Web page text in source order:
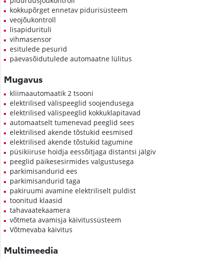
kokkupõrget ennetav pidurisüsteem
veojõukontroll
lisapidurituli
vihmasensor
esitulede pesurid
päevasõidutulede automaatne lülitus
Mugavus
kliimaautomaatik 2 tsooni
elektrilised välispeeglid soojendusega
elektrilised välispeeglid kokkuklapitavad
automaatselt tumenevad peeglid sees
elektrilised akende tõstukid eesmised
elektrilised akende tõstukid tagumine
püsikiiruse hoidja eessõitjaga distantsi jälgiv
peeglid päikesesirmides valgustusega
parkimisandurid ees
parkimisandurid taga
pakiruumi avamine elektriliselt puldist
toonitud klaasid
tahavaatekaamera
võtmeta avamisja käivitussüsteem
Võtmevaba käivitus
Multimeedia